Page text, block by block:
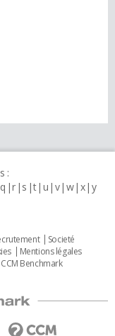
:
q r s t u v w x y
Societé
Mentions légales
Benchmark